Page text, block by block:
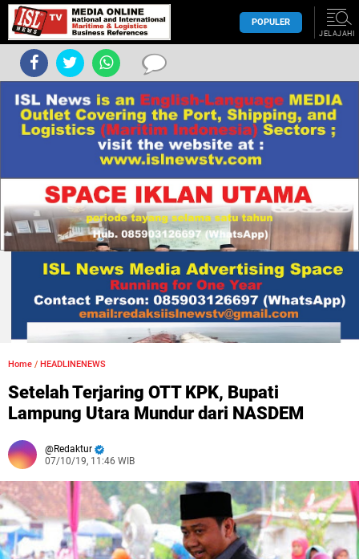
POPULER
JELAJAHI
Home / HEADLINENEWS
Setelah Terjaring OTT KPK, Bupati
Lampung Utara Mundur dari NASDEM
Redaktur
07/10/19, 11:46 WIB